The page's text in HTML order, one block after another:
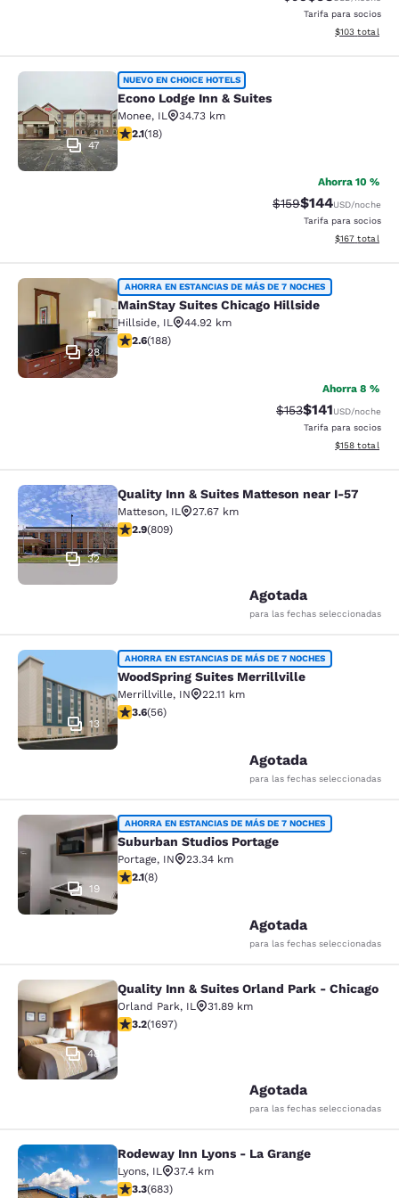
Tarifa para socios
Ver detalles
$103 total
Econo Lodge Inn & Suites
47
NUEVO EN CHOICE HOTELS
Econo Lodge Inn & Suites
Monee, IL
34.73 km
Calificación de 2.06 estrellas. Razonable. 18 reseñas
2.1(18)
Ahorra 10 %
Tarifa tachada:
$159Tarifa reducida:
$144USD/noche
Tarifa para socios
Ver detalles
$167 total
MainStay Suites Chicago Hillside
28
AHORRA EN ESTANCIAS DE MÁS DE 7 NOCHES
MainStay Suites Chicago Hillside
Hillside, IL
44.92 km
Calificación de 2.63 estrellas. Razonable. 188 reseñas
2.6(188)
Ahorra 8 %
Tarifa tachada:
$153Tarifa reducida:
$141USD/noche
Tarifa para socios
Ver detalles
$158 total
Quality Inn & Suites Matteson near
32
Quality Inn & Suites Matteson near I-57
Matteson, IL
27.67 km
Calificación de 2.87 estrellas. Razonable. 809 reseñas
2.9(809)
Agotada
para las fechas seleccionadas
WoodSpring Suites Merrillville
13
AHORRA EN ESTANCIAS DE MÁS DE 7 NOCHES
WoodSpring Suites Merrillville
Merrillville, IN
22.11 km
Calificación de 3.61 estrellas. Bueno. 56 reseñas
3.6(56)
Agotada
para las fechas seleccionadas
Suburban Studios Portage
19
AHORRA EN ESTANCIAS DE MÁS DE 7 NOCHES
Suburban Studios Portage
Portage, IN
23.34 km
Calificación de 2.12 estrellas. Razonable. 8 reseñas
2.1(8)
Agotada
para las fechas seleccionadas
Quality Inn & Suites Orland Park -
48
Quality Inn & Suites Orland Park - Chicago
Orland Park, IL
31.89 km
Calificación de 3.22 estrellas. Bueno. 1697 reseñas
3.2(1697)
Agotada
para las fechas seleccionadas
Rodeway Inn Lyons - La Grange
Rodeway Inn Lyons - La Grange
Lyons, IL
37.4 km
Calificación de 3.33 estrellas. Bueno. 683 reseñas
3.3(683)